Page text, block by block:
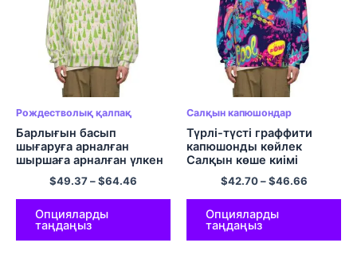
Рождестволық қалпақ
Барлығын басып
шығаруға арналған
шыршаға арналған үлкен
габариттік қалпақ
пуловер капюшонды свит
көйлек ЕО өлшемді
Рождестволық капюди
жүнді ерлер мен
әйелдерге арналған
$49.37–$64.46
Опцияларды
таңдаңыз
Салқын капюшондар
Түрлі-түсті граффити
капюшонды көйлек
Салқын көше киімі
пуловерлік капюстер
$42.70–$46.66
Опцияларды
таңдаңыз